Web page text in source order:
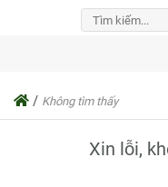
/ Không tìm thấy
Xin lỗi,